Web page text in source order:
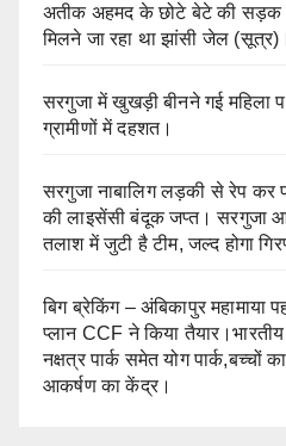
अतीक अहमद के छोटे बेटे की सड़क
मिलने जा रहा था झांसी जेल
सरगुजा में खुखड़ी बीनने गई महिला
ग्रामीणों में दहशत।
सरगुजा नाबालिग लड़की से रेप कर
की लाइसेंसी बंदूक जप्त। सरगुजा
तलाश में जुटी है टीम, जल्द होगा
बिग ब्रेकिंग – अंबिकापुर महामाया
प्लान CCF ने किया
नक्षत्र पार्क समेत योग पार्क,बच्चों
आकर्षण का केंद्र।